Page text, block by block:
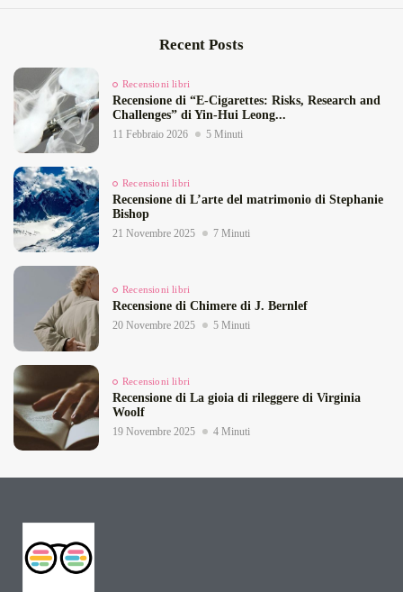
Recent Posts
Recensioni libri
Recensione di “E‑Cigarettes: Risks, Research and
Challenges” di Yin‑Hui Leong...
11 Febbraio 2026 5 Minuti
Recensioni libri
Recensione di L’arte del matrimonio di Stephanie
Bishop
21 Novembre 2025 7 Minuti
Recensioni libri
Recensione di Chimere di J. Bernlef
20 Novembre 2025 5 Minuti
Recensioni libri
Recensione di La gioia di rileggere di Virginia
Woolf
19 Novembre 2025 4 Minuti